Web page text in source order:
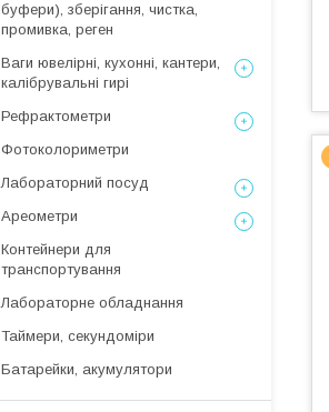
буфери), зберігання, чистка,
промивка, реген
Ваги ювелірні, кухонні, кантери,
калібрувальні гирі
Рефрактометри
Фотоколориметри
Лабораторний посуд
Ареометри
Контейнери для
транспортування
Лабораторне обладнання
Таймери, секундоміри
Батарейки, акумулятори